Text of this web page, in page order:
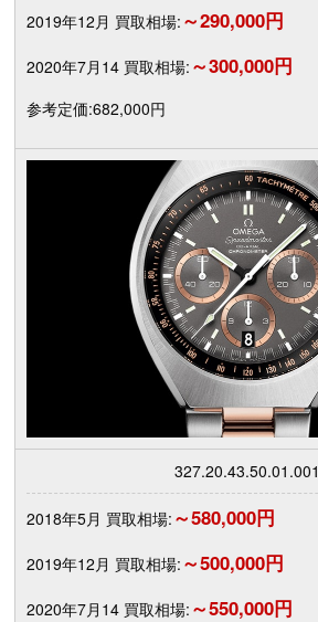
2019年12月 買取相場: ～290,000円
2020年7月14 買取相場: ～300,000円
参考定価:682,000円
327.20.43.50.01.001
2018年5月 買取相場: ～580,000円
2019年12月 買取相場: ～500,000円
2020年7月14 買取相場: ～550,000円